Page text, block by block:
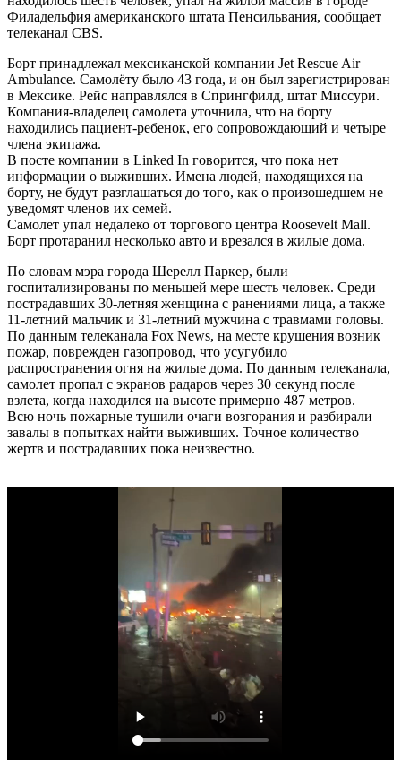
Филадельфия американского штата Пенсильвания, сообщает
телеканал CBS.
Борт принадлежал мексиканской компании Jet Rescue Air
Ambulance. Самолёту было 43 года, и он был зарегистрирован
в Мексике. Рейс направлялся в Спрингфилд, штат Миссури.
Компания-владелец самолета уточнила, что на борту
находились пациент-ребенок, его сопровождающий и четыре
члена экипажа.
В посте компании в Linked In говорится, что пока нет
информации о выживших. Имена людей, находящихся на
борту, не будут разглашаться до того, как о произошедшем не
уведомят членов их семей.
Самолет упал недалеко от торгового центра Roosevelt Mall.
Борт протаранил несколько авто и врезался в жилые дома.
По словам мэра города Шерелл Паркер, были
госпитализированы по меньшей мере шесть человек. Среди
пострадавших 30-летняя женщина с ранениями лица, а также
11-летний мальчик и 31-летний мужчина с травмами головы.
По данным телеканала Fox News, на месте крушения возник
пожар, поврежден газопровод, что усугубило
распространения огня на жилые дома. По данным телеканала,
самолет пропал с экранов радаров через 30 секунд после
взлета, когда находился на высоте примерно 487 метров.
Всю ночь пожарные тушили очаги возгорания и разбирали
завалы в попытках найти выживших. Точное количество
жертв и пострадавших пока неизвестно.